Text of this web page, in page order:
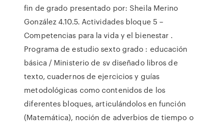
fin de grado presentado por: Sheila Merino
González 4.10.5. Actividades bloque 5 –
Competencias para la vida y el bienestar .
Programa de estudio sexto grado : educación
básica / Ministerio de sv diseñado libros de
texto, cuadernos de ejercicios y guías
metodológicas como contenidos de los
diferentes bloques, articulándolos en función
(Matemática), noción de adverbios de tiempo o